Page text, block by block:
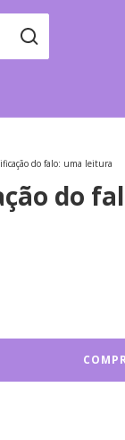
do falo: uma leitura
do